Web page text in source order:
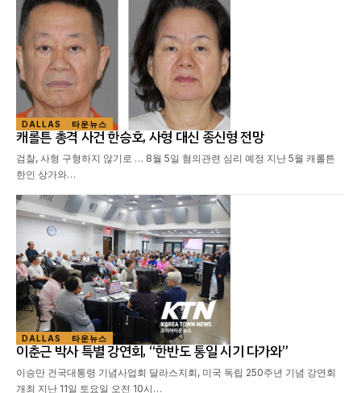
DALLAS 타운뉴스
캐롤튼 총격 사건 한승호, 사형 대신 종신형 전망
검찰, 사형 구형하지 않기로 … 8월 5일 혐의관련 심리 예정 지난 5월 캐롤튼
한인 상가와…
DALLAS 타운뉴스
이춘근 박사 특별 강연회, “한반도 통일 시기 다가와”
이승만 건국대통령 기념사업회 달라스지회, 미국 독립 250주년 기념 강연회
개최 지난 11일 토요일 오전 10시…